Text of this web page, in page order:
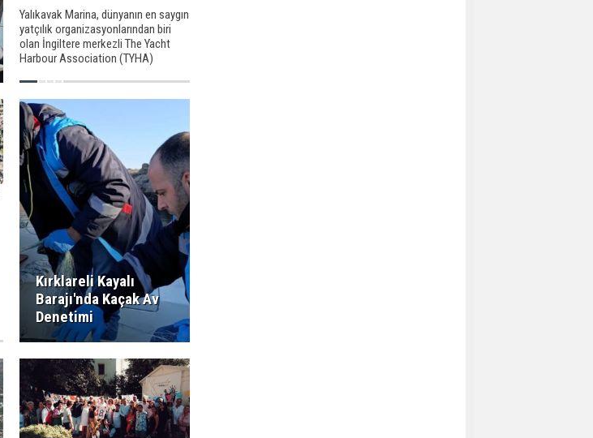
Yalıkavak Marina, dünyanın en saygın
yatçılık organizasyonlarından biri
olan İngiltere merkezli The Yacht
Harbour Association (TYHA)
Ödülleri kapsamında “Dünyanın En İyi
Süper Yat Marinası” unvanı için
yeniden aday.
Kırklareli Kayalı
Barajı'nda Kaçak Av
Denetimi